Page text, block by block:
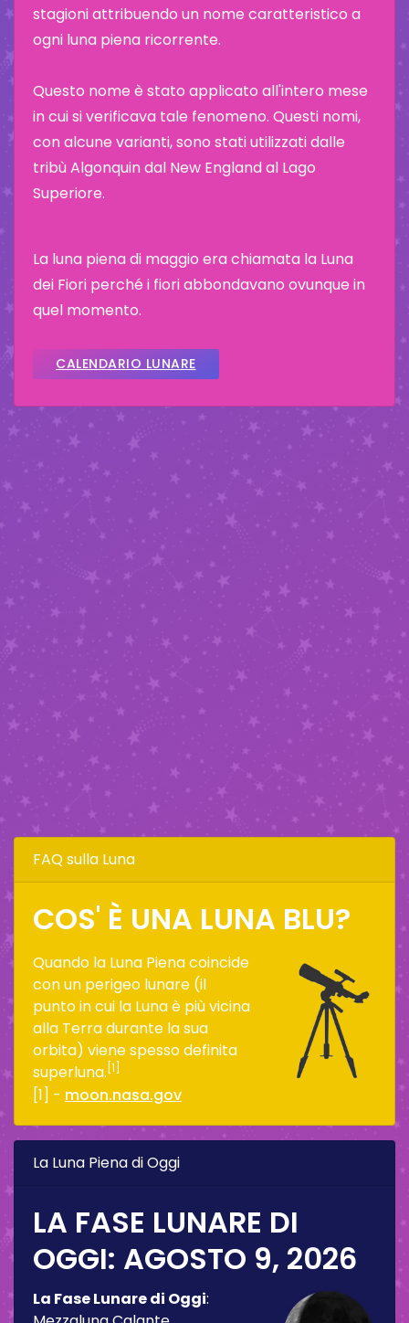
stagioni attribuendo un nome caratteristico a
ogni luna piena ricorrente.
Questo nome è stato applicato all'intero mese
in cui si verificava tale fenomeno. Questi nomi,
con alcune varianti, sono stati utilizzati dalle
tribù Algonquin dal New England al Lago
Superiore.
La luna piena di maggio era chiamata la Luna
dei Fiori perché i fiori abbondavano ovunque in
quel momento.
CALENDARIO LUNARE
FAQ sulla Luna
COS' È UNA LUNA BLU?
Quando la Luna Piena coincide
con un perigeo lunare (il
punto in cui la Luna è più vicina
alla Terra durante la sua
orbita) viene spesso definita
superluna. [1]
[1] - moon.nasa.gov
La Luna Piena di Oggi
LA FASE LUNARE DI
OGGI: AGOSTO 9, 2026
La Fase Lunare di Oggi: